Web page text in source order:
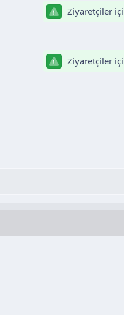
Ziyaretçiler
Ziyaretçiler